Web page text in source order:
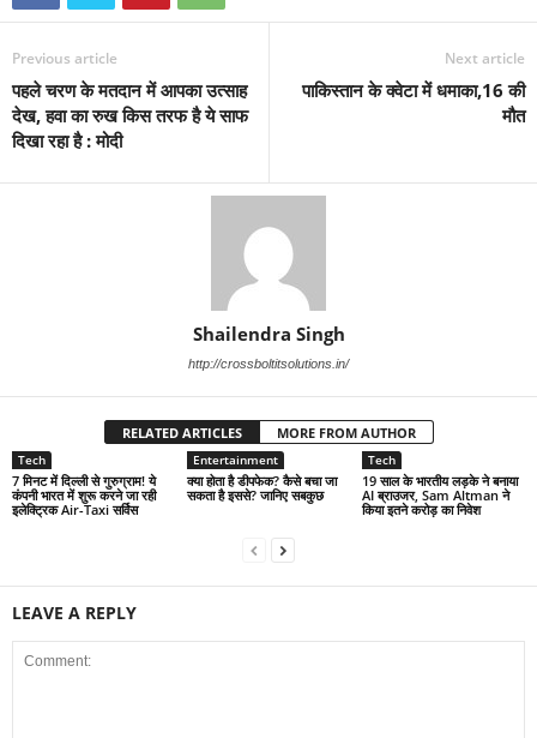
Previous article
पहले चरण के मतदान में आपका उत्साह
देख, हवा का रुख किस तरफ है ये साफ
दिखा रहा है : मोदी
Next article
पाकिस्तान के क्वेटा में धमाका,16 की
मौत
Shailendra Singh
http://crossboltitsolutions.in/
RELATED ARTICLES MORE FROM AUTHOR
Tech
7 मिनट में दिल्ली से गुरुग्राम! ये
कंपनी भारत में शुरू करने जा रही
इलेक्ट्रिक Air-Taxi सर्विस
Entertainment
क्या होता है डीपफेक? कैसे बचा जा
सकता है इससे? जानिए सबकुछ
Tech
19 साल के भारतीय लड़के ने बनाया
AI ब्राउजर, Sam Altman ने
किया इतने करोड़ का निवेश
LEAVE A REPLY